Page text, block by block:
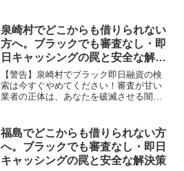
市で違法業者を避け、借金地獄から抜け
出した方々の実体験と確実な解決策を完
全公開。
泉崎村でどこからも借りられない
方へ。ブラックでも審査なし・即
日キャッシングの罠と安全な解決
策
【警告】泉崎村でブラック即日融資の検
索は今すぐやめてください！審査が甘い
業者の正体は、あなたを破滅させる闇金
村で違法業者を避け、借金地獄から抜け
出した方々の実体験と確実な解決策を完
全公開。
福島でどこからも借りられない方
へ。ブラックでも審査なし・即日
キャッシングの罠と安全な解決策